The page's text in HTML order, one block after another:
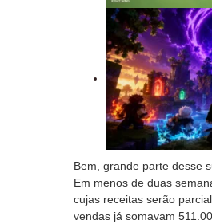
Bem, grande parte desse
Em menos de duas
cujas receitas serão
vendas já somavam